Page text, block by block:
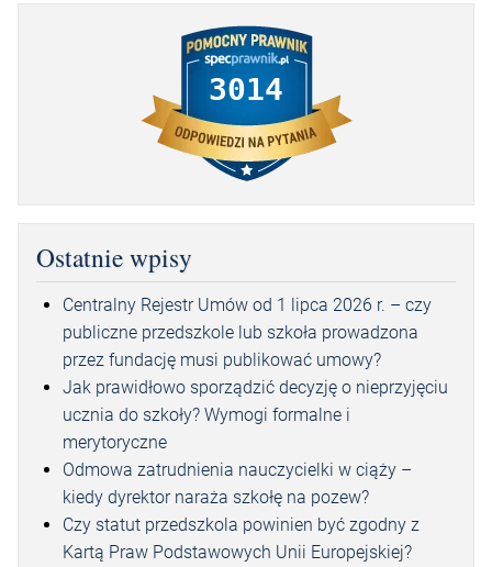
3014
Ostatnie wpisy
Centralny Rejestr Umów od 1 lipca 2026 r. – czy
publiczne przedszkole lub szkoła prowadzona
przez fundację musi publikować umowy?
Jak prawidłowo sporządzić decyzję o nieprzyjęciu
ucznia do szkoły? Wymogi formalne i
merytoryczne
Odmowa zatrudnienia nauczycielki w ciąży –
kiedy dyrektor naraża szkołę na pozew?
Czy statut przedszkola powinien być zgodny z
Kartą Praw Podstawowych Unii Europejskiej?